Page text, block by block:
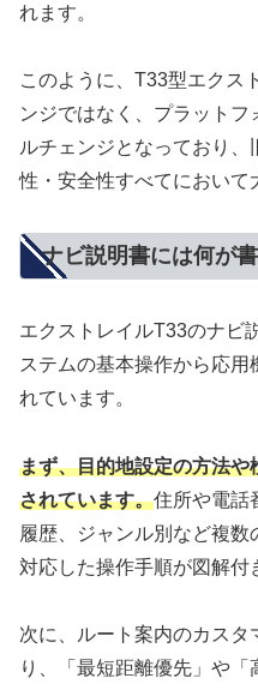
れます。
このように、T33型エクス
ンジではなく、プラット
ルチェンジとなっており
性・安全性すべてにおいて
ナビ説明書には何が
エクストレイルT33のナビ
ステムの基本操作から応用
れています。
まず、目的地設定の方法
されています。住所や電話
履歴、ジャンル別など複
対応した操作手順が図解付
次に、ルート案内のカス
り、「最短距離優先」や